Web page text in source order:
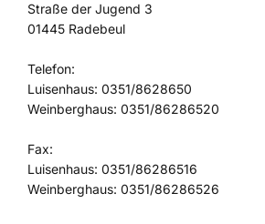
Straße der Jugend 3
01445 Radebeul
Telefon:
Luisenhaus: 0351/8628650
Weinberghaus: 0351/86286520
Fax:
Luisenhaus: 0351/86286516
Weinberghaus: 0351/86286526